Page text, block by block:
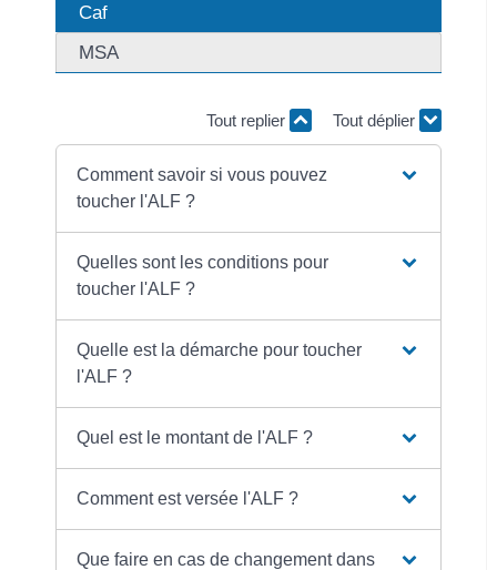
Caf
MSA
Tout replier Tout déplier
Comment savoir si vous pouvez
toucher l'ALF ?
Quelles sont les conditions pour
toucher l'ALF ?
Quelle est la démarche pour toucher
l'ALF ?
Quel est le montant de l'ALF ?
Comment est versée l'ALF ?
Que faire en cas de changement dans